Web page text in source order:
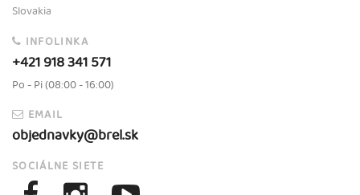
Slovakia
INFOLINKA
+421 918 341 571
Po - Pi (08:00 - 16:00)
EMAIL
objednavky@brel.sk
SOCIÁLNE SIETE